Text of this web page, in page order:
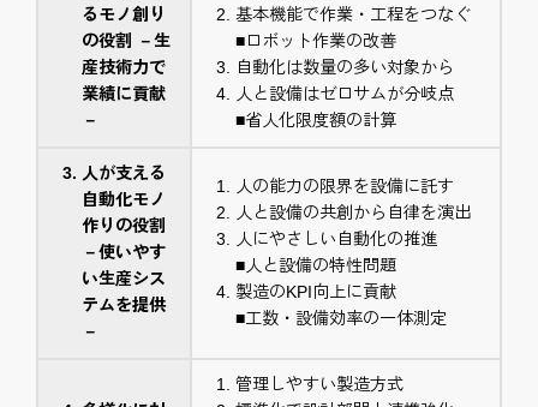
るモノ創り
の役割 －生
産技術力で
業績に貢献
－
基本機能で作業・工程をつなぐ
■ロボット作業の改善
自動化は数量の多い対象から
人と設備はゼロサムが分岐点
■省人化限度額の計算
人が支える
自動化モノ
作りの役割
－使いやす
い生産シス
テムを提供
－
人の能力の限界を設備に託す
人と設備の共創から自律を演出
人にやさしい自動化の推進
■人と設備の特性問題
製造のKPI向上に貢献
■工数・設備効率の一体測定
管理しやすい製造方式